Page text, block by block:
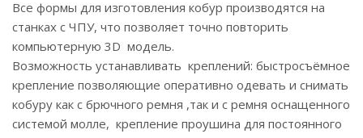
Все формы для изготовления кобур производятся на
станках с ЧПУ, что позволяет точно повторить
компьютерную 3D модель.
Возможность устанавливать креплений: быстросъёмное
крепление позволяющие оперативно одевать и снимать
кобуру как с брючного ремня ,так и с ремня оснащенного
системой молле, крепление проушина для постоянного